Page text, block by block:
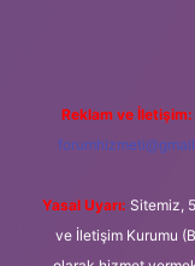
Reklam ve İletişim:
Yasal Uyarı: Sitemiz,
ve İletişim Kurumu